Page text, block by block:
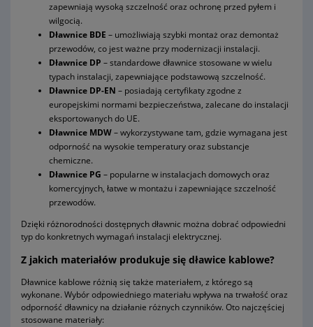
zapewniają wysoką szczelność oraz ochronę przed pyłem i
wilgocią.
Dławnice BDE – umożliwiają szybki montaż oraz demontaż
przewodów, co jest ważne przy modernizacji instalacji.
Dławnice DP – standardowe dławnice stosowane w wielu
typach instalacji, zapewniające podstawową szczelność.
Dławnice DP-EN – posiadają certyfikaty zgodne z
europejskimi normami bezpieczeństwa, zalecane do instalacji
eksportowanych do UE.
Dławnice MDW– wykorzystywane tam, gdzie wymagana jest
odporność na wysokie temperatury oraz substancje
chemiczne.
Dławnice PG – popularne w instalacjach domowych oraz
komercyjnych, łatwe w montażu i zapewniające szczelność
przewodów.
Dzięki różnorodności dostępnych dławnic można dobrać odpowiedni
typ do konkretnych wymagań instalacji elektrycznej.
Z jakich materiałów produkuje się dławice kablowe?
Dławnice kablowe różnią się także materiałem, z którego są
wykonane. Wybór odpowiedniego materiału wpływa na trwałość oraz
odporność dławnicy na działanie różnych czynników. Oto najczęściej
stosowane materiały: